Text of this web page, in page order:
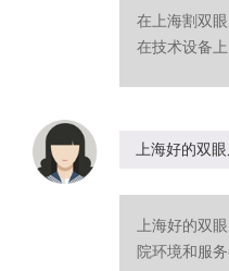
在上海割双
在技术设备
上海好的双
上海好的双
院环境和服